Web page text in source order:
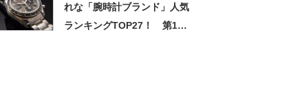
れな「腕時計ブランド」人気
ランキングTOP27！ 第1位